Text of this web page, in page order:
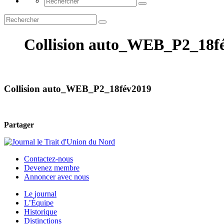
Collision
Collision auto_WEB_P2_18fév2019
Partager
Contactez-nous
Devenez membre
Annoncer avec nous
Le journal
L’Équipe
Historique
Distinctions